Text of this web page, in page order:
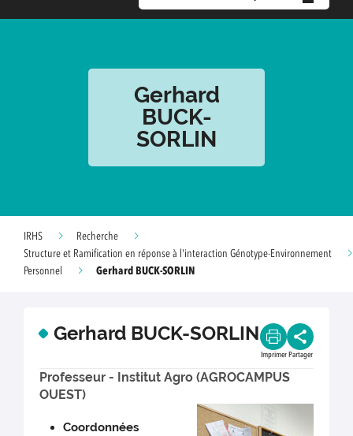
Gerhard
BUCK-
SORLIN
IRHS
Recherche
Structure et Ramification en réponse à l'interaction Génotype-Environnement
Personnel
Gerhard BUCK-SORLIN
Gerhard BUCK-SORLIN
Imprimer Partager
Professeur - Institut Agro (AGROCAMPUS
OUEST)
Coordonnées